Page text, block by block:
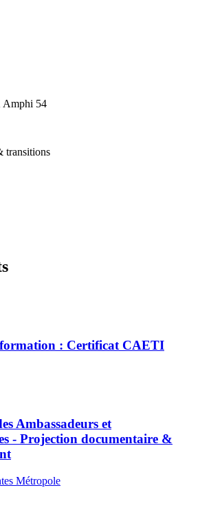
Amphi 54
transitions
: Certificat CAETI
Ambassadeurs et
- Projection documentaire &
Métropole